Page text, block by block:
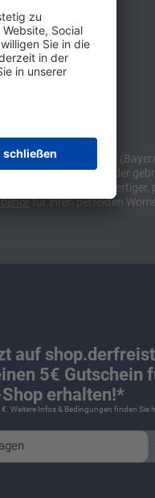
"Sulzemoos"
Wohnmobil, ob neu oder
inklusive hochwertiger,
für ihren perfekten
auf
5€ Gutschein
erhalten!*
Weitere Infos & Bedingungen finden Sie